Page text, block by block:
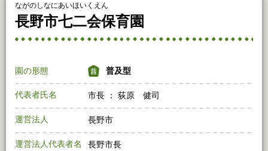
ながのしなにあいほいくえん
長野市七二会保育園
園の形態 普及型
代表者氏名 市長 ： 荻原 健司
運営法人 長野市
運営法人代表者名 長野市長